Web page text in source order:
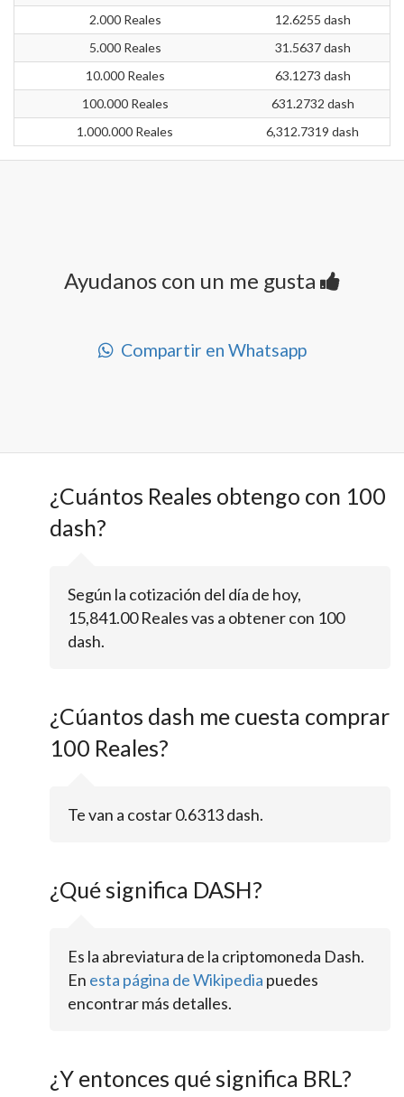
2.000 Reales
12.6255 dash
5.000 Reales
31.5637 dash
10.000 Reales
63.1273 dash
100.000 Reales
631.2732 dash
1.000.000 Reales
6,312.7319 dash
Ayudanos con un me gusta
Compartir en Whatsapp
¿Cuántos Reales obtengo con 100
dash?
Según la cotización del día de hoy,
15,841.00 Reales vas a obtener con 100
dash.
¿Cúantos dash me cuesta comprar
100 Reales?
Te van a costar 0.6313 dash.
¿Qué significa DASH?
Es la abreviatura de la criptomoneda Dash.
En esta página de Wikipedia puedes
encontrar más detalles.
¿Y entonces qué significa BRL?